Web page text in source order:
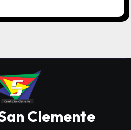
Clemente